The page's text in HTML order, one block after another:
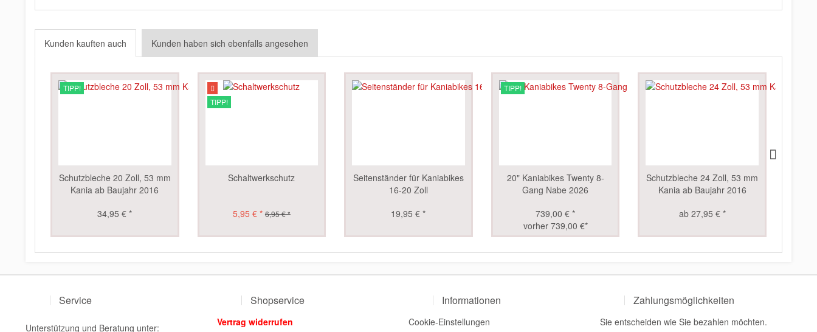
Kunden kauften auch Kunden haben sich ebenfalls angesehen
TIPP!
Schutzbleche 20 Zoll, 53 mm
Kania ab Baujahr 2016
34,95 € *
TIPP!
Schaltwerkschutz
5,95 € * 6,95 € *
Seitenständer für Kaniabikes
16-20 Zoll
19,95 € *
TIPP!
20" Kaniabikes Twenty 8-
Gang Nabe 2026
739,00 € *
vorher 739,00 €*
Schutzbleche 24 Zoll, 53 mm
Kania ab Baujahr 2016
ab 27,95 € *
Service
Unterstützung und Beratung unter:
Shopservice
Vertrag widerrufen
Informationen
Cookie-Einstellungen
Zahlungsmöglichkeiten
Sie entscheiden wie Sie bezahlen möchten.